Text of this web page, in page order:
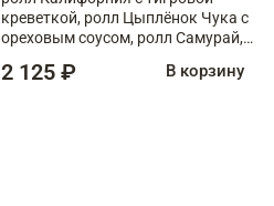
креветкой, ролл Цыплёнок Чука с
ореховым соусом, ролл Самурай,
ролл с крабом
2 125 ₽ В корзину